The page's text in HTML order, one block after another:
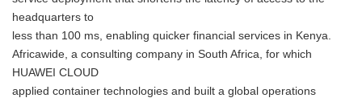
headquarters to
less than 100 ms, enabling quicker financial services in Kenya.
Africawide, a consulting company in South Africa, for which
HUAWEI CLOUD
applied container technologies and built a global operations